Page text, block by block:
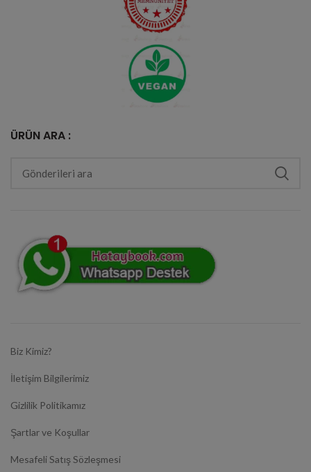
ÜRÜN ARA :
Biz Kimiz?
İletişim Bilgilerimiz
Gizlilik Politikamız
Şartlar ve Koşullar
Mesafeli Satış Sözleşmesi